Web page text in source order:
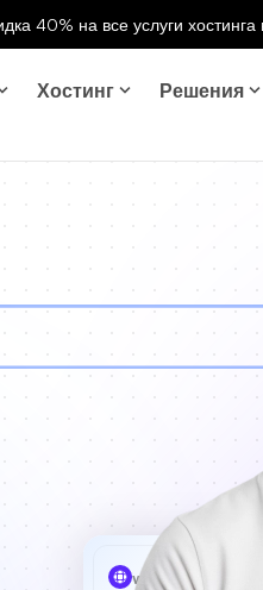
40% на все услуги
Хостинг Решения
www MyCafe